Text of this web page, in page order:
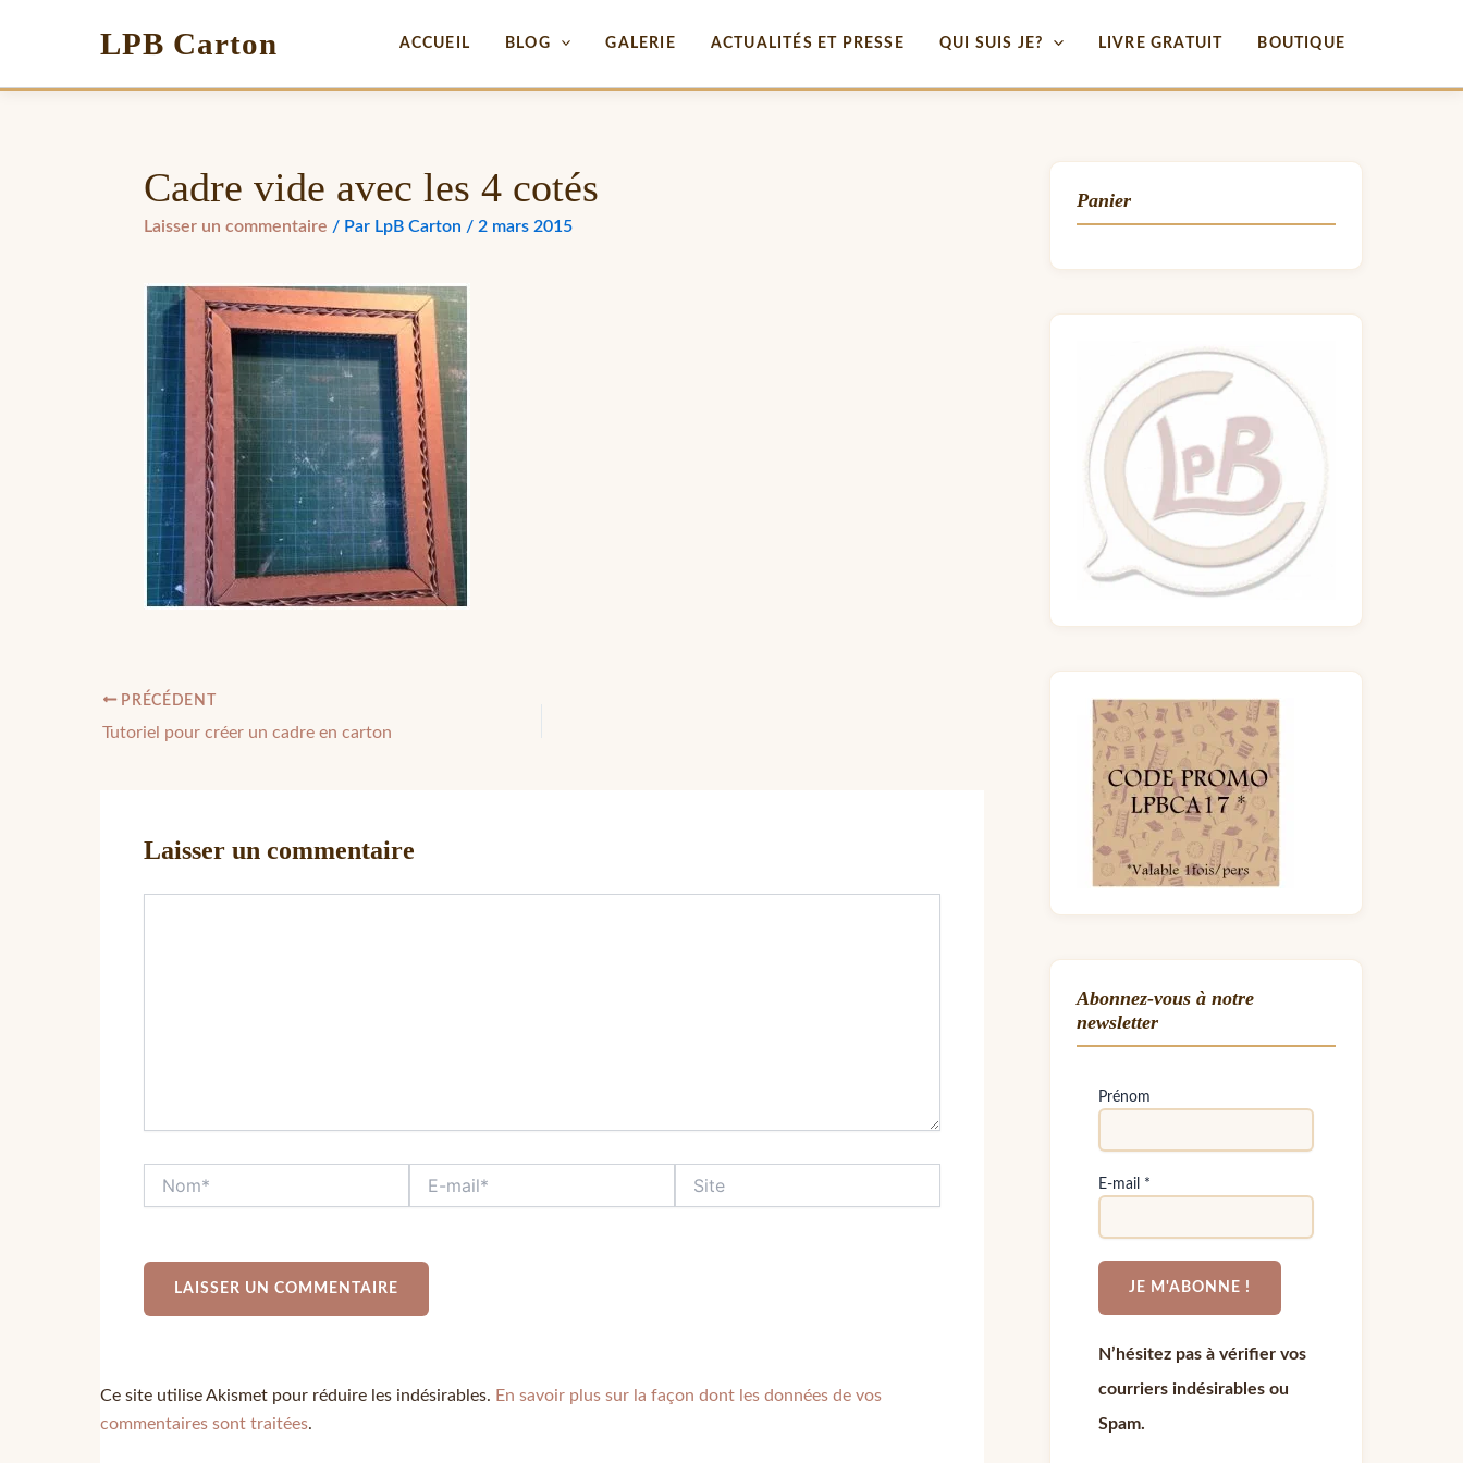
LPB Carton ACCUEIL BLOG GALERIE ACTUALITÉS ET PRESSE QUI SUIS JE? LIVRE GRATUIT BOUTIQUE
Cadre vide avec les 4 cotés
Laisser un commentaire / Par LpB Carton / 2 mars 2015
PRÉCÉDENT
Tutoriel pour créer un cadre en carton
Laisser un commentaire
Ce site utilise Akismet pour réduire les indésirables. En savoir plus sur la façon dont les données de vos
commentaires sont traitées.
Panier
Abonnez-vous à notre
newsletter
Prénom
E-mail *
N’hésitez pas à vérifier vos
courriers indésirables ou
Spam.